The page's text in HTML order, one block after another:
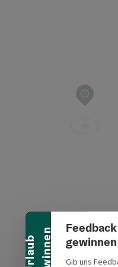
U
r
l
a
u
b
g
e
w
i
n
n
e n
Banner einklappen
gewinnen
Gib uns